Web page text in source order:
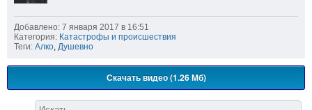
Добавлено: 7 января 2017 в 16:51
Категория: Катастрофы и происшествия
Теги: Алко Душевно
Скачать видео (1.26 Мб)